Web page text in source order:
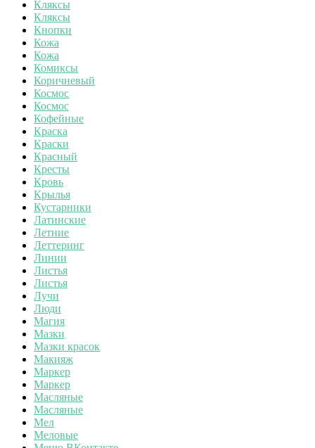
Кляксы
Кляксы
Кнопки
Кожа
Кожа
Комиксы
Коричневый
Космос
Космос
Кофейные
Краска
Краски
Красный
Кресты
Кровь
Крылья
Кустарники
Латинские
Летние
Леттеринг
Линии
Листья
Листья
Лучи
Люди
Магия
Мазки
Мазки красок
Макияж
Маркер
Маркер
Масляные
Масляные
Мел
Меловые